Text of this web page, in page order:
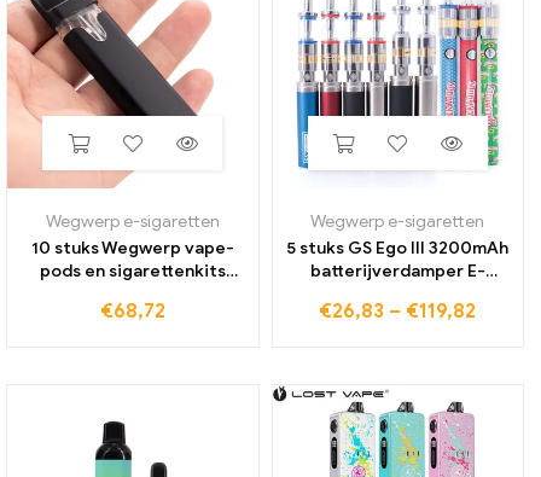
Wegwerp e-sigaretten
10 stuks Wegwerp vape-
pods en sigarettenkits
batterij Leeg pod-
€68,72
Wegwerp e-sigaretten
5 stuks GS Ego III 3200mAh
batterijverdamper E-
510 Geschikt voor M14 M16
€26,83 – €119,82